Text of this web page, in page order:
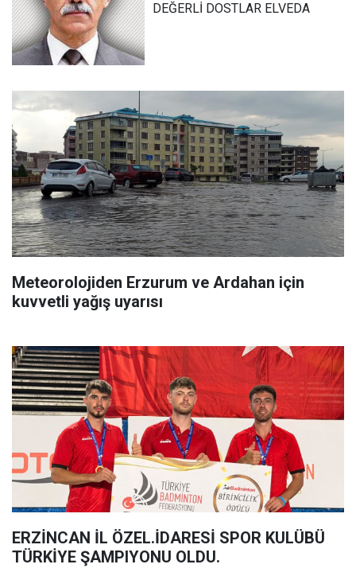
DEĞERLİ DOSTLAR ELVEDA
Meteorolojiden Erzurum ve Ardahan için
kuvvetli yağış uyarısı
ERZİNCAN İL ÖZEL.İDARESİ SPOR KULÜBÜ
TÜRKİYE ŞAMPIYONU OLDU.